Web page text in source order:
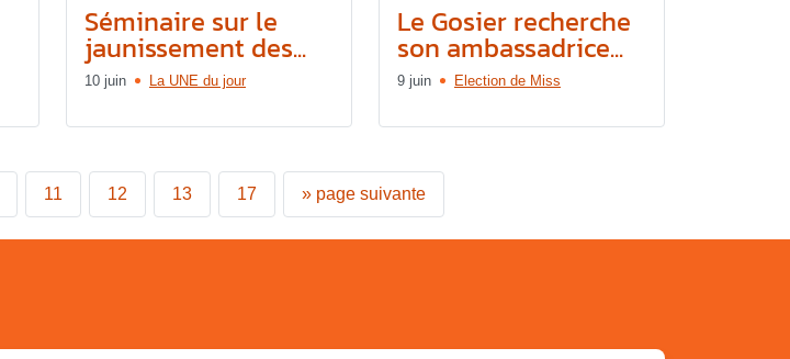
Séminaire sur le
jaunissement des...
10 juin La UNE du jour
Le Gosier recherche
son ambassadrice...
9 juin Election de Miss
11 12 13 17 » page suivante